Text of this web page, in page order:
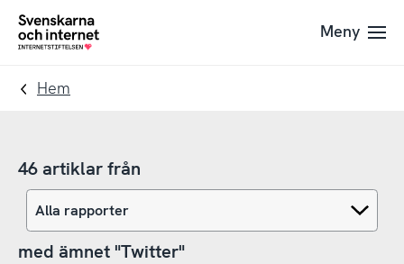
Till
navigation
Till
innehåll
To
Meny
Hem
46 artiklar från
med ämnet "Twitter"